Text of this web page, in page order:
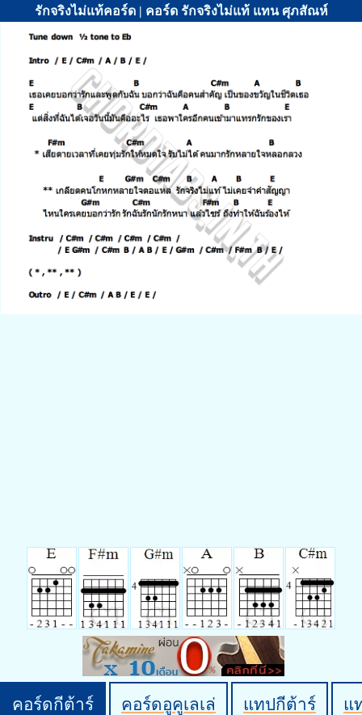
รักจริงไม่แท้คอร์ด | คอร์ด รักจริงไม่แท้ แทน ศุภสัณห์
คอร์ดกีต้าร์ คอร์ดอูคูเลเล่ แทปกีต้าร์ แ